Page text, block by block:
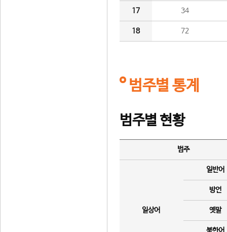
17 34
18 72
범주별 통계
범주별 현황
범주
일상어
일반어
방언
옛말